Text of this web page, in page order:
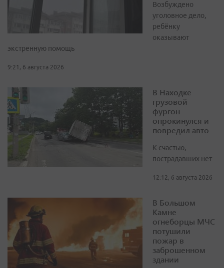
Возбуждено
уголовное дело,
ребёнку
оказывают
экстренную помощь
9:21, 6 августа 2026
В Находке
грузовой
фургон
опрокинулся и
повредил авто
К счастью,
пострадавших нет
12:12, 6 августа 2026
В Большом
Камне
огнеборцы МЧС
потушили
пожар в
заброшенном
здании